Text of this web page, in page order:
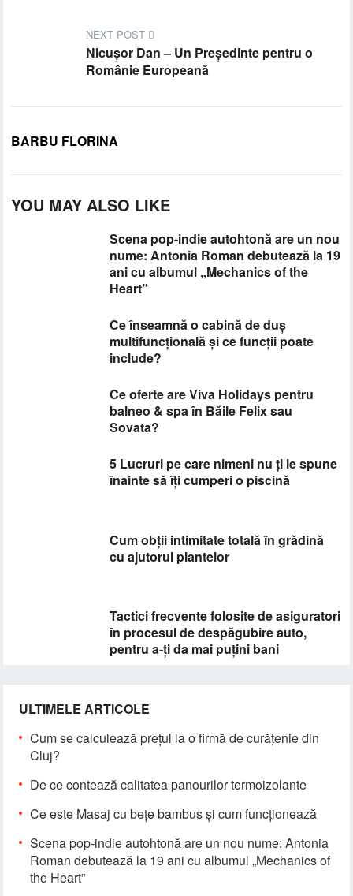
NEXT POST
Nicuşor Dan – Un Preşedinte pentru o
Românie Europeană
BARBU FLORINA
YOU MAY ALSO LIKE
Scena pop-indie autohtonă are un nou
nume: Antonia Roman debutează la 19
ani cu albumul „Mechanics of the
Heart”
Ce înseamnă o cabină de duș
multifuncțională și ce funcții poate
include?
Ce oferte are Viva Holidays pentru
balneo & spa în Băile Felix sau
Sovata?
5 Lucruri pe care nimeni nu ți le spune
înainte să îți cumperi o piscină
Cum obții intimitate totală în grădină
cu ajutorul plantelor
​Tactici frecvente folosite de asiguratori
în procesul de despăgubire auto,
pentru a-ți da mai puțini bani
ULTIMELE ARTICOLE
Cum se calculează prețul la o firmă de curățenie din
Cluj?
De ce contează calitatea panourilor termoizolante
Ce este Masaj cu bețe bambus și cum funcționează
Scena pop-indie autohtonă are un nou nume: Antonia
Roman debutează la 19 ani cu albumul „Mechanics of
the Heart”